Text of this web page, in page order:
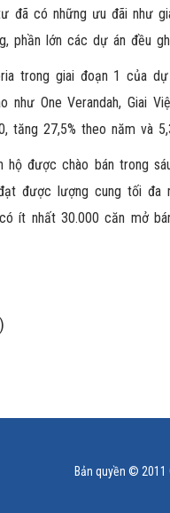
đã có những ưu đãi như
phần lớn các dự án đều
trong giai đoạn 1 của
One Verandah, Giai
27,5% theo năm và
được chào bán trong
được lượng cung tối
ít nhất 30.000 căn mở
Bản quyền © 2011